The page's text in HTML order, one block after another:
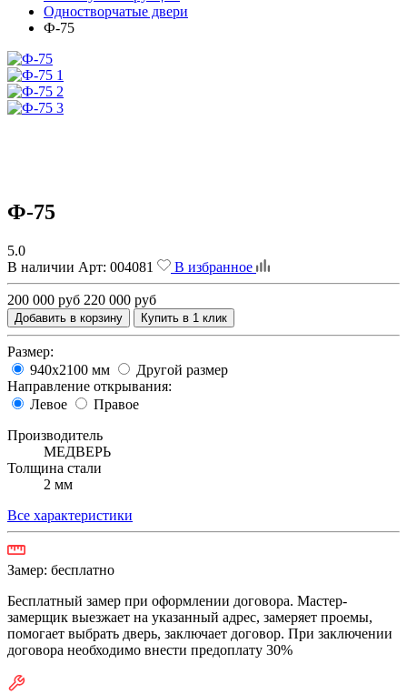
Одностворчатые двери
Ф-75
Ф-75
5.0
В наличии Арт: 004081 В избранное
200 000 руб 220 000 руб
Добавить в корзину Купить в 1 клик
Размер:
940х2100 мм
Другой размер
Направление открывания:
Левое
Правое
Производитель
МЕДВЕРЬ
Толщина стали
2 мм
Все характеристики
Замер: бесплатно
Бесплатный замер при оформлении договора. Мастер-
замерщик выезжает на указанный адрес, замеряет проемы,
помогает выбрать дверь, заключает договор. При заключении
договора необходимо внести предоплату 30%